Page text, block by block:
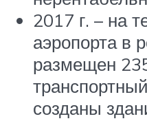
2017 г. – на
аэропорта в
размещен
созданы